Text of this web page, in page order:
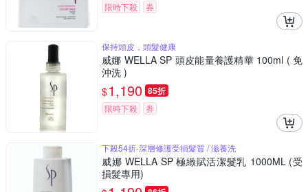
限時下殺 券
保持頭皮，頭髮健康
威娜 WELLA SP 頭皮能量養護精華 100ml ( 免
沖洗 )
$1,190 85折
限時下殺 券
下殺54折-深層修護受損髮質 / 滋養洗
威娜 WELLA SP 極緻賦活潔髮乳 1000ML (受
損髮專用)